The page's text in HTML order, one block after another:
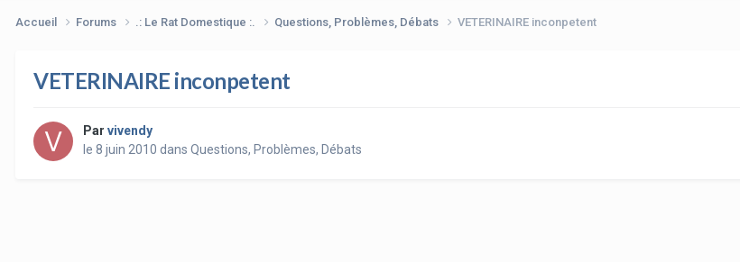
Accueil Forums .: Le Rat Domestique :. Questions, Problèmes, Débats VETERINAIRE inconpetent
VETERINAIRE inconpetent
Par vivendy
le 8 juin 2010 dans Questions, Problèmes, Débats